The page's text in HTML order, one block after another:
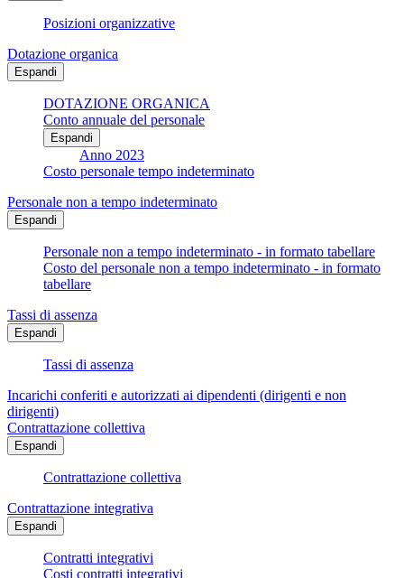
Posizioni organizzative
Dotazione organica
Espandi
DOTAZIONE ORGANICA
Conto annuale del personale
Espandi
Anno 2023
Costo personale tempo indeterminato
Personale non a tempo indeterminato
Espandi
Personale non a tempo indeterminato - in formato tabellare
Costo del personale non a tempo indeterminato - in formato
tabellare
Tassi di assenza
Espandi
Tassi di assenza
Incarichi conferiti e autorizzati ai dipendenti (dirigenti e non
dirigenti)
Contrattazione collettiva
Espandi
Contrattazione collettiva
Contrattazione integrativa
Espandi
Contratti integrativi
Costi contratti integrativi